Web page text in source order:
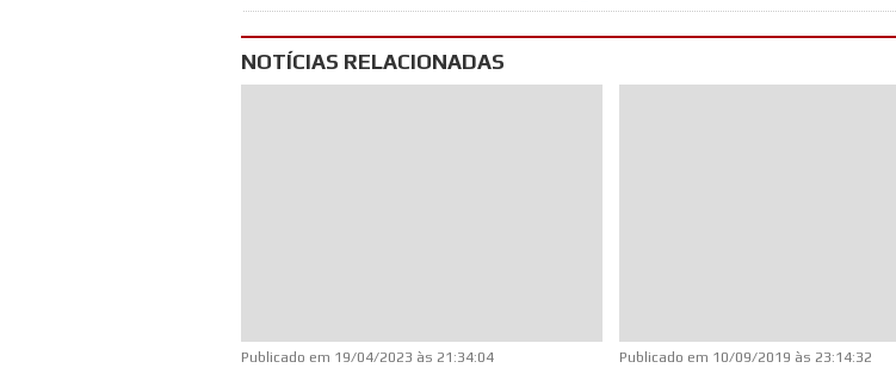
NOTÍCIAS RELACIONADAS
Publicado em 19/04/2023 às 21:34:04 Publicado em 10/09/2019 às 23:14:32